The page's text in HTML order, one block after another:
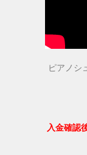
ピアノシ
入金確認